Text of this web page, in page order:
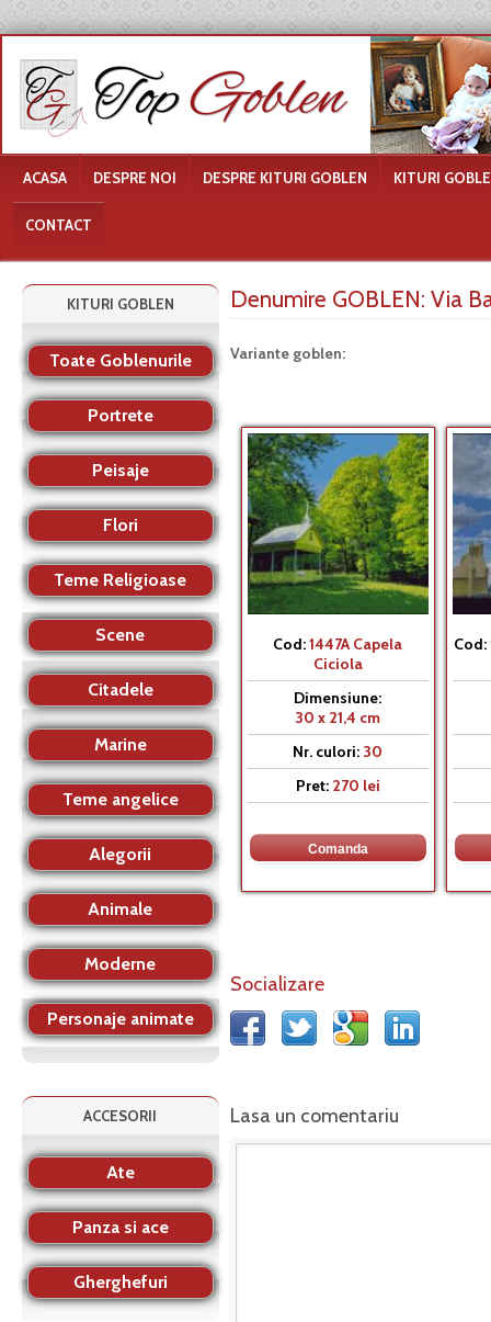
ACASA DESPRE NOI DESPRE KITURI GOBLEN KITURI
CONTACT
Denumire GOBLEN: Via
Variante goblen:
Cod:1447A Capela
Ciciola
Dimensiune:
30 x 21,4 cm
Nr. culori: 30
Pret: 270 lei
Cod:
Socializare
Lasa un comentariu
KITURI GOBLEN
Toate Goblenurile
Portrete
Peisaje
Flori
Teme Religioase
Scene
Citadele
Marine
Teme angelice
Alegorii
Animale
Moderne
Personaje animate
ACCESORII
Ate
Panza si ace
Gherghefuri